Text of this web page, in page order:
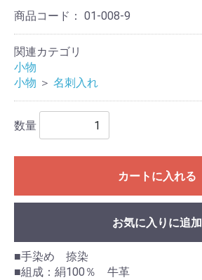
商品コード： 01-008-9
関連カテゴリ
小物
小物 ＞ 名刺入れ
数量
カートに入れる
お気に入りに追加
■手染め 捺染
■組成：絹100％ 牛革